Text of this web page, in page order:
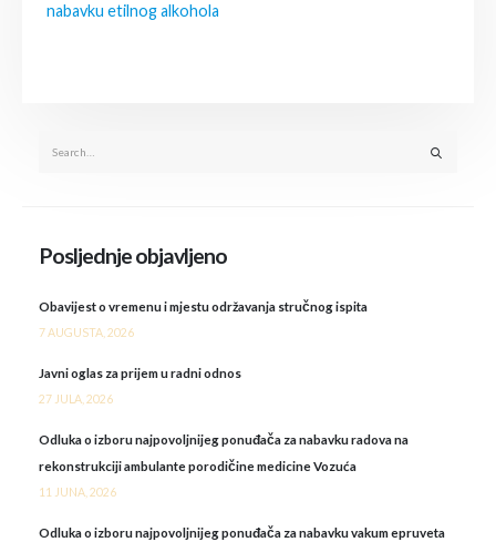
nabavku etilnog alkohola
Posljednje objavljeno
Obavijest o vremenu i mjestu održavanja stručnog ispita
7 AUGUSTA, 2026
Javni oglas za prijem u radni odnos
27 JULA, 2026
Odluka o izboru najpovoljnijeg ponuđača za nabavku radova na
rekonstrukciji ambulante porodičine medicine Vozuća
11 JUNA, 2026
Odluka o izboru najpovoljnijeg ponuđača za nabavku vakum epruveta